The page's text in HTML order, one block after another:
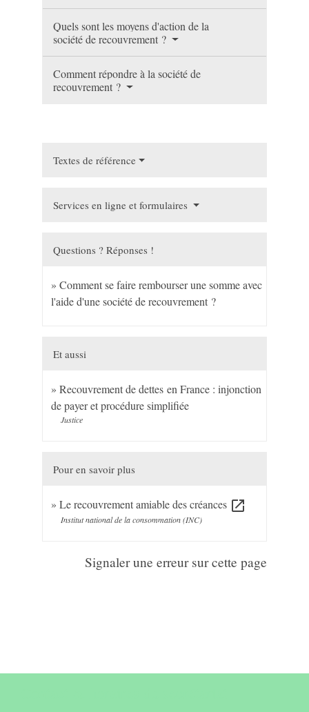
Quels sont les moyens d'action de la
société de recouvrement ?
Comment répondre à la société de
recouvrement ?
Textes de référence
Services en ligne et formulaires
Questions ? Réponses !
Comment se faire rembourser une somme avec
l'aide d'une société de recouvrement ?
Et aussi
Recouvrement de dettes en France : injonction
de payer et procédure simplifiée
Justice
Pour en savoir plus
Le recouvrement amiable des créances open_in_new
Institut national de la consommation (INC)
Signaler une erreur sur cette page